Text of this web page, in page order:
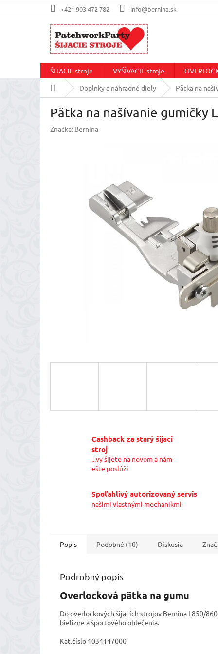
na
+421 903 472 782 info@bernina.sk
ŠIJACIE stroje VYŠÍVACIE stroje
DomovDoplnky a náhradné diely Pätka na
Pätka na našívanie gumičky
Značka: Bernina
Cashback za starý šijací
stroj
...vy šijete na novom a nám
ešte poslúži
Spoľahlivý autorizovaný servis
našimi vlastnými mechanikmi
Popis Podobné (10) Diskusia
Podrobný popis
Overlocková pätka na gumu
Do overlockových šijacích strojov Bernina L850/
bielizne a športového oblečenia.
Kat.číslo 1034147000